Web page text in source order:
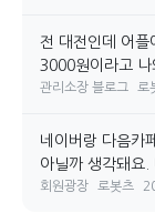
전 대전인데 어플
3000원이라고 나
관리소장 블로그 로
네이버랑 다음카
아닐까 생각돼요.
회원광장 로봇츠